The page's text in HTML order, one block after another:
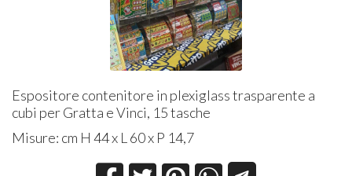
Espositore contenitore in plexiglass trasparente a
cubi per Gratta e Vinci, 15 tasche
Misure: cm H 44 x L 60 x P 14,7